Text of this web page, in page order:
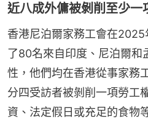
近八成外傭被剝削至少一
香港尼泊爾家務工會在
了80名來自印度、尼泊爾和
性，他們均在香港從事家務
分四受訪者被剝削一項勞工
資、法定假日或充足的食物